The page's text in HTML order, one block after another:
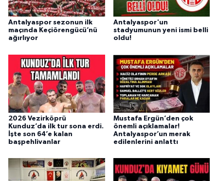
Antalyaspor sezonun ilk
maçında Keçiörengücü’nü
ağırlıyor
Antalyaspor'un
stadyumunun yeni ismi belli
oldu!
2026 Vezirköprü
Kunduz’da ilk tur sona erdi.
İşte son 64’e kalan
başpehlivanlar
Mustafa Ergün’den çok
önemli açıklamalar!
Antalyaspor’un merak
edilenlerini anlattı